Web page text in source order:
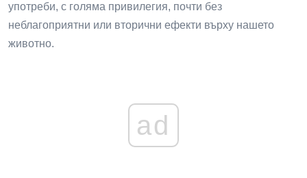
употреби, с голяма привилегия, почти без
неблагоприятни или вторични ефекти върху нашето
животно.
ad